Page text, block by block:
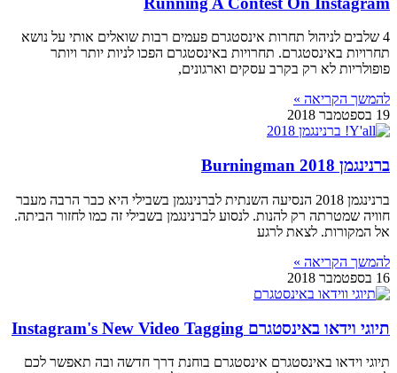
4 שלבים לניהול תחרות אינסטגרם פעמים רבות שואלים אותי על נושא
תחרויות באינסטגרם. תחרויות באינסטגרם הפכו לניות יותר ויותר
פופולריות לא רק בקרב עסקים וארגונים,
להמשך הקריאה »
19 בספטמבר 2018
ברנינגמן 2018 Burningman
ברנינגמן 2018 הנסיעה השנתית לברנינגמן בשבילי היא כבר הרבה מעבר
חוויה שמטרתה רק להנות. לנסוע לברנינגמן בשבילי זה כמו לחזור הביתה.
אל המקורות. לצאת לרגע
להמשך הקריאה »
16 בספטמבר 2018
תיוגי וידאו באינסטגרם Instagram's New Video Tagging
תיוגי וידאו באינסטגרם אינסטגרם בוחנת דרך חדשה ובה תאפשר לכם